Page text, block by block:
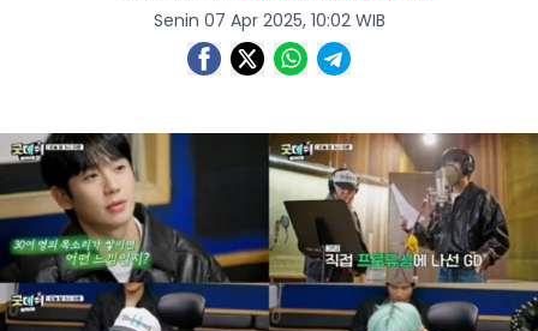
Senin 07 Apr 2025, 10:02 WIB